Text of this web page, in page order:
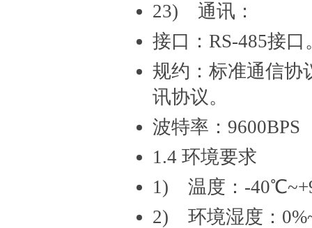
23) 通讯：
接口：RS-485接口
规约：标准通信协
讯协议。
波特率：9600BPS
1.4 环境要求
1) 温度：-
2) 环境湿度：